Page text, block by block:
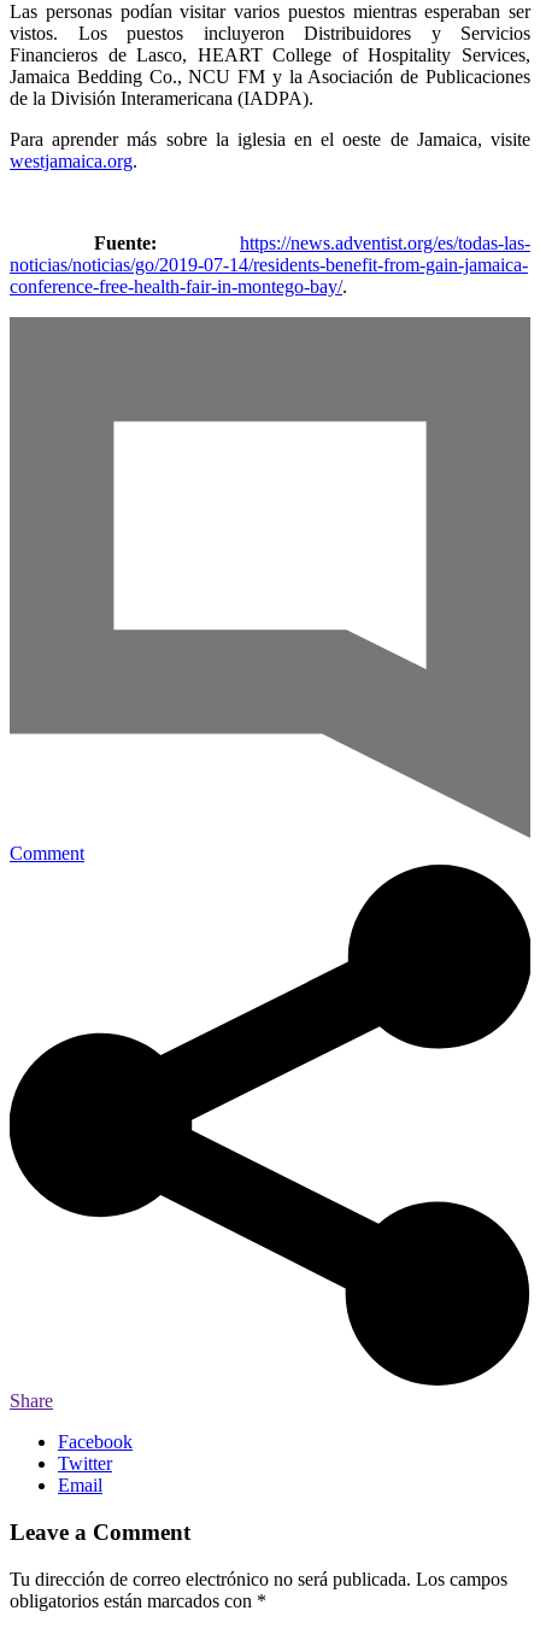
Las personas podían visitar varios puestos mientras esperaban ser
vistos. Los puestos incluyeron Distribuidores y Servicios
Financieros de Lasco, HEART College of Hospitality Services,
Jamaica Bedding Co., NCU FM y la Asociación de Publicaciones
de la División Interamericana (IADPA).
Para aprender más sobre la iglesia en el oeste de Jamaica, visite
westjamaica.org.
Fuente:
https://news.adventist.org/es/todas-las-
noticias/noticias/go/2019-07-14/residents-benefit-from-gain-jamaica-
conference-free-health-fair-in-montego-bay/.
Comment
Share
Facebook
Twitter
Email
Leave a Comment
Tu dirección de correo electrónico no será publicada. Los campos
obligatorios están marcados con *